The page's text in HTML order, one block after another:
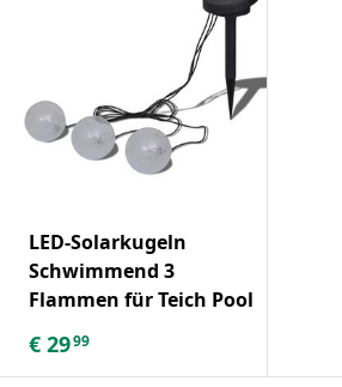
LED-Solarkugeln
Schwimmend 3
Flammen für Teich Pool
€ 2999